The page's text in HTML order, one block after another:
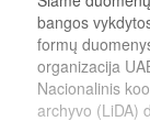
bangos
formų
organizacija
Nacionalinis
archyvo (LiDA)